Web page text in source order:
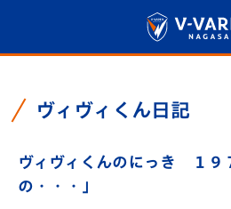
ヴィヴィくん日記
ヴィヴィくんのにっき １９
の・・・」